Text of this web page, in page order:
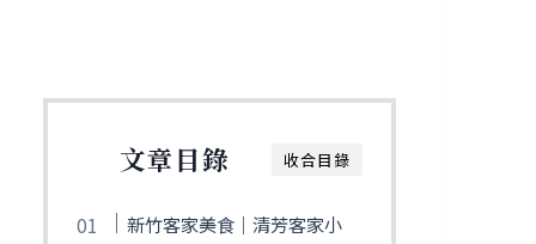
收合目錄
文章目錄
新竹客家美食｜清芳客家小